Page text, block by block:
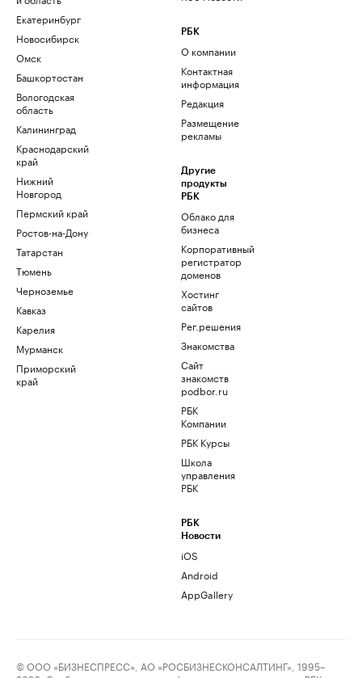
Екатеринбург
Новосибирск
Омск
Башкортостан
Вологодская
область
Калининград
Краснодарский
край
Нижний
Новгород
Пермский край
Ростов-на-Дону
Татарстан
Тюмень
Черноземье
Кавказ
Карелия
Мурманск
Приморский
край
РБК
О компании
Контактная
информация
Редакция
Размещение
рекламы
Другие
продукты
РБК
Облако для
бизнеса
Корпоративный
регистратор
доменов
Хостинг
сайтов
Рег.решения
Знакомства
Сайт
знакомств
podbor.ru
РБК
Компании
РБК Курсы
Школа
управления
РБК
РБК
Новости
iOS
Android
AppGallery
© ООО «БИЗНЕСПРЕСС», АО «РОСБИЗНЕСКОНСАЛТИНГ», 1995–